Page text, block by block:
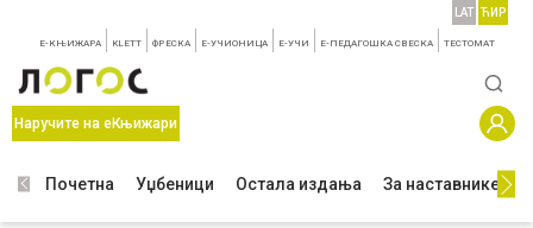
E-КЊИЖАРА KLETT ФРЕСКА E-УЧИОНИЦА E-УЧИ Е-ПЕДАГОШКА СВЕСКА TЕСТОМАТ
LAT ЋИР
Наручите на еКњижари
Почетна Уџбеници Остала издања За наставнике